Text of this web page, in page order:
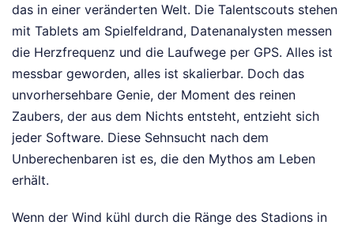
das in einer veränderten Welt. Die Talentscouts stehen
mit Tablets am Spielfeldrand, Datenanalysten messen
die Herzfrequenz und die Laufwege per GPS. Alles ist
messbar geworden, alles ist skalierbar. Doch das
unvorhersehbare Genie, der Moment des reinen
Zaubers, der aus dem Nichts entsteht, entzieht sich
jeder Software. Diese Sehnsucht nach dem
Unberechenbaren ist es, die den Mythos am Leben
erhält.
Wenn der Wind kühl durch die Ränge des Stadions in